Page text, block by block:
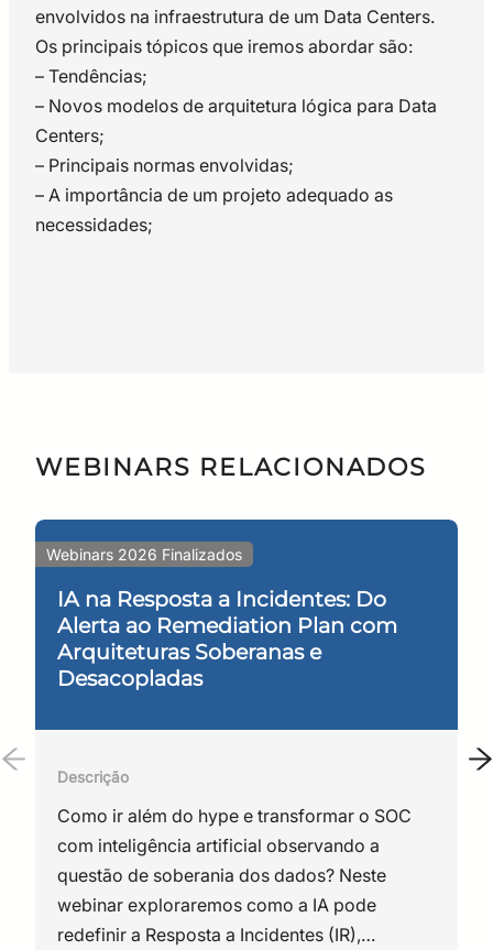
envolvidos na infraestrutura de um Data Centers.
Os principais tópicos que iremos abordar são:
– Tendências;
– Novos modelos de arquitetura lógica para Data
Centers;
– Principais normas envolvidas;
– A importância de um projeto adequado as
necessidades;
da divisão Enterprise. Profissional
experiência, com diversas
certificações, possui profundo
conhecimento das soluções de
cabeamento, como sistemas de
gestão automatizada de
infraestrutura e cabeamento óptico
parte do time de instrutores da
Telecomunicações CE
003:046.005 da ABNT e do GT-5
de Data Center para
desenvolvimento e atualização de
normas, é também membro da
WEBINARS RELACIONADOS
Webinars 2026 Finalizados
IA na Resposta a Incidentes: Do
Alerta ao Remediation Plan com
Arquiteturas Soberanas e
Desacopladas
Descrição
Como ir além do hype e transformar o SOC
com inteligência artificial observando a
questão de soberania dos dados? Neste
webinar exploraremos como a IA pode
redefinir a Resposta a Incidentes (IR),